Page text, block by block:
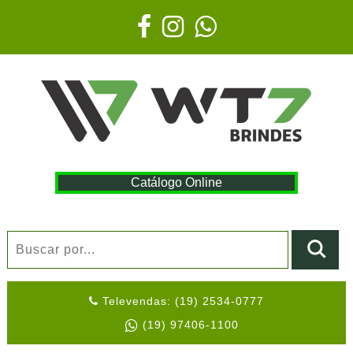
Catálogo Online
Televendas: (19) 2534-0777
(19) 97406-1100